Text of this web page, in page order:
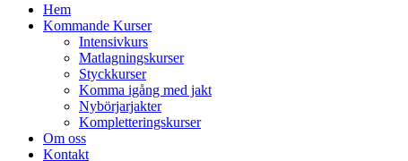
Hem
Kommande Kurser
Intensivkurs
Matlagningskurser
Styckkurser
Komma igång med jakt
Nybörjarjakter
Kompletteringskurser
Om oss
Kontakt